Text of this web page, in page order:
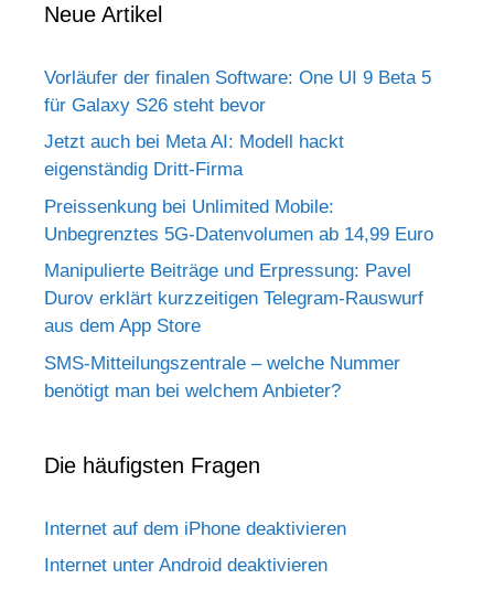
Neue Artikel
Vorläufer der finalen Software: One UI 9 Beta 5
für Galaxy S26 steht bevor
Jetzt auch bei Meta AI: Modell hackt
eigenständig Dritt-Firma
Preissenkung bei Unlimited Mobile:
Unbegrenztes 5G-Datenvolumen ab 14,99 Euro
Manipulierte Beiträge und Erpressung: Pavel
Durov erklärt kurzzeitigen Telegram-Rauswurf
aus dem App Store
SMS-Mitteilungszentrale – welche Nummer
benötigt man bei welchem Anbieter?
Die häufigsten Fragen
Internet auf dem iPhone deaktivieren
Internet unter Android deaktivieren